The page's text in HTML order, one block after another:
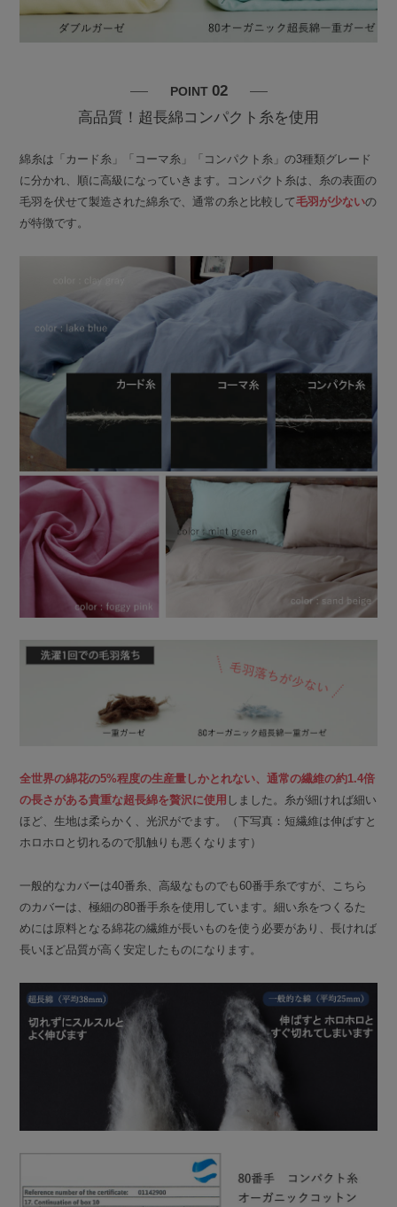
POINT 02
高品質！超長綿コンパクト糸を使用
綿糸は「カード糸」「コーマ糸」「コンパクト糸」の3種類グレード
に分かれ、順に高級になっていきます。コンパクト糸は、糸の表面の
毛羽を伏せて製造された綿糸で、通常の糸と比較して毛羽が少ないの
が特徴です。
全世界の綿花の5%程度の生産量しかとれない、通常の繊維の約1.4倍
の長さがある貴重な超長綿を贅沢に使用 しました。糸が細ければ細い
ほど、生地は柔らかく、光沢がでます。（下写真：短繊維は伸ばすと
ホロホロと切れるので肌触りも悪くなります）
一般的なカバーは40番糸、高級なものでも60番手糸ですが、こちら
のカバーは、極細の80番手糸を使用しています。細い糸をつくるた
めには原料となる綿花の繊維が長いものを使う必要があり、長ければ
長いほど品質が高く安定したものになります。